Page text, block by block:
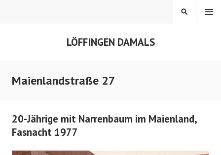
LÖFFINGEN DAMALS
MENÜ
SUCHEN
Maienlandstraße 27
20-Jährige mit Narrenbaum im Maienland,
Fasnacht 1977